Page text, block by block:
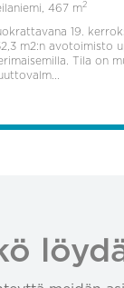
467 m2
19.
m2:n avotoimisto
Tila on